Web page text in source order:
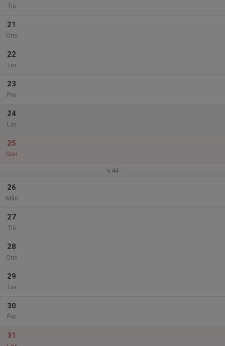
Tis
21
Ons
22
Tor
23
Fre
24
Lör
25
Sön
v.44
26
Mån
27
Tis
28
Ons
29
Tor
30
Fre
31